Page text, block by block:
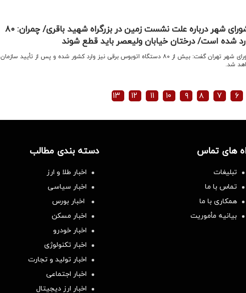
توضیح رئیس شورای شهر درباره علت نشست زمین در بزرگراه شهید باقری/ چمران: ۸۰
شده است/ درختان خیابان ولیعصر باید قطع شوند
اقتصادنیوز: رئیس شورای شهر تهران گفت: بیش از ۸۰ دستگاه اتوبوس برقی نیز وارد کشور شده و پس از تأیید سازمان
شد.
۶ ۷ ۸ ۹ ۱۰ ۱۱ ۱۲ ۱۳
های تماس
تبلیغات
تماس با ما
همکاری با ما
بیانیه مأموریت
دسته بندی مطالب
اخبار طلا و ارز
اخبار سیاسی
اخبار بورس
اخبار مسکن
اخبار خودرو
اخبار تکنولوژی
اخبار تولید و تجارت
اخبار اجتماعی
اخبار ارز دیجیتال